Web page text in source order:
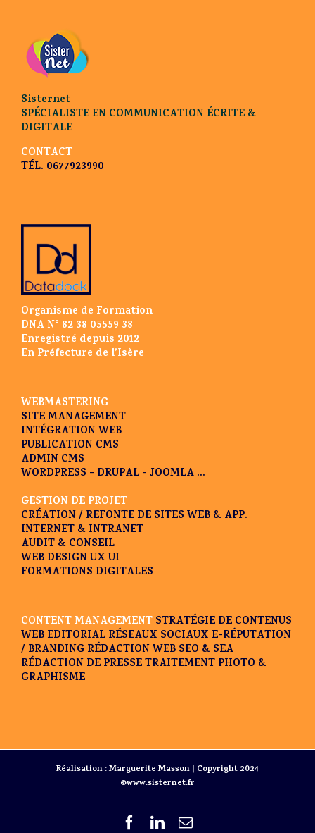
Sisternet
SPÉCIALISTE EN COMMUNICATION ÉCRITE &
DIGITALE
CONTACT
TÉL. 0677923990
Organisme de Formation
DNA N° 82 38 05559 38
Enregistré depuis 2012
En Préfecture de l’Isère
WEBMASTERING
SITE MANAGEMENT
INTÉGRATION WEB
PUBLICATION CMS
ADMIN CMS
WORDPRESS - DRUPAL - JOOMLA ...
GESTION DE PROJET
CRÉATION / REFONTE DE SITES WEB & APP.
INTERNET & INTRANET
AUDIT & CONSEIL
WEB DESIGN UX UI
FORMATIONS DIGITALES
CONTENT MANAGEMENT STRATÉGIE DE CONTENUS
WEB EDITORIAL RÉSEAUX SOCIAUX E-RÉPUTATION
/ BRANDING RÉDACTION WEB SEO & SEA
RÉDACTION DE PRESSETRAITEMENT PHOTO &
GRAPHISME
Réalisation : Marguerite Masson | Copyright 2024
©www.sisternet.fr